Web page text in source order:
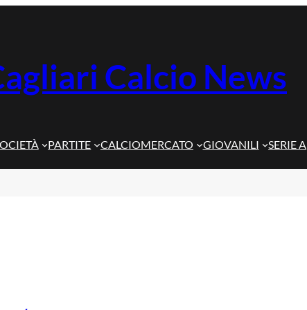
Calcio News
PARTITE CALCIOMERCATO GIOVANILI SERIE A